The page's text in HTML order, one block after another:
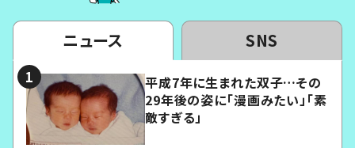
ニュース SNS
平成7年に生まれた双子…その
29年後の姿に「漫画みたい」「素
敵すぎる」